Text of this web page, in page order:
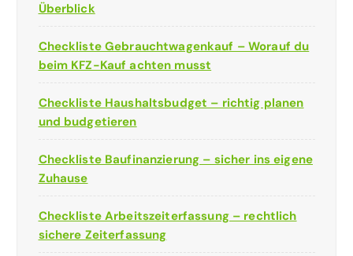
Überblick
Checkliste Gebrauchtwagenkauf – Worauf du
beim KFZ-Kauf achten musst
Checkliste Haushaltsbudget – richtig planen
und budgetieren
Checkliste Baufinanzierung – sicher ins eigene
Zuhause
Checkliste Arbeitszeiterfassung – rechtlich
sichere Zeiterfassung